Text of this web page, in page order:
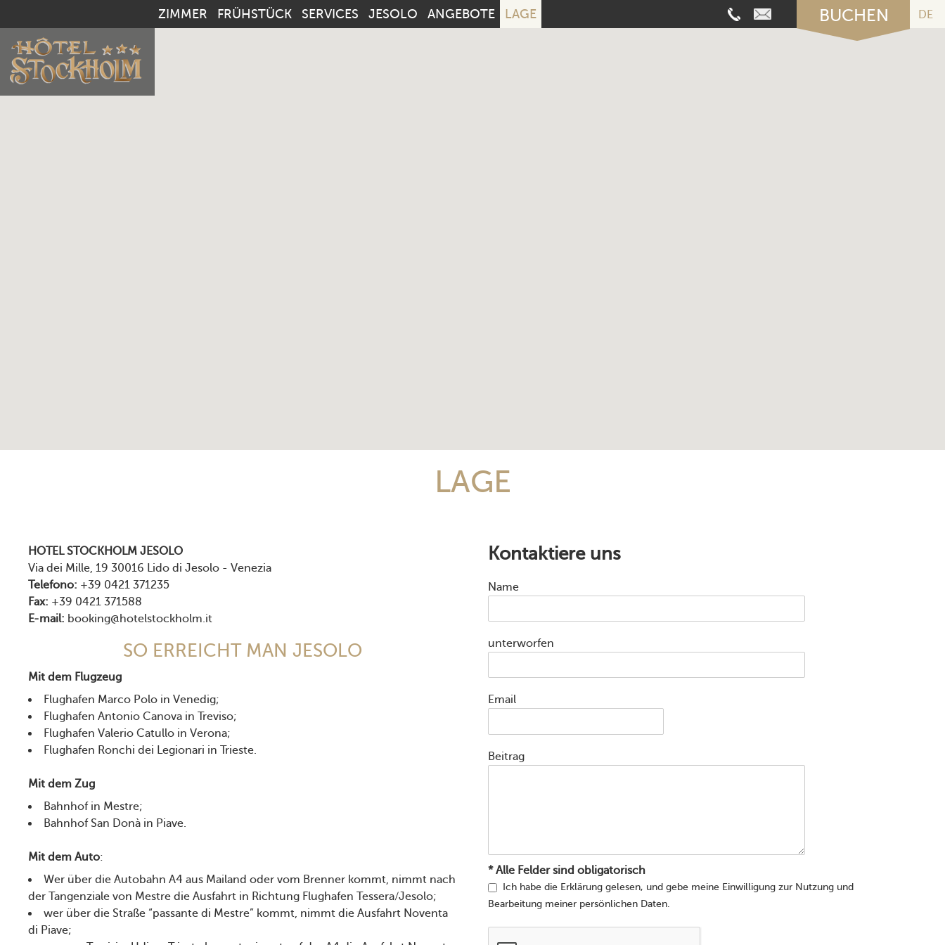
DE
ZIMMER FRÜHSTÜCK SERVICES JESOLO ANGEBOTE LAGE BUCHEN
LAGE
HOTEL STOCKHOLM JESOLO
Via dei Mille, 19 30016 Lido di Jesolo - Venezia
Telefono: +39 0421 371235
Fax: +39 0421 371588
E-mail: booking@hotelstockholm.it
SO ERREICHT MAN JESOLO
Mit dem Flugzeug
Flughafen Marco Polo in Venedig;
Flughafen Antonio Canova in Treviso;
Flughafen Valerio Catullo in Verona;
Flughafen Ronchi dei Legionari in Trieste.
Mit dem Zug
Bahnhof in Mestre;
Bahnhof San Donà in Piave.
Mit dem Auto:
Wer über die Autobahn A4 aus Mailand oder vom Brenner kommt, nimmt nach
der Tangenziale von Mestre die Ausfahrt in Richtung Flughafen Tessera/Jesolo;
wer über die Straße “passante di Mestre” kommt, nimmt die Ausfahrt Noventa
di Piave;
Kontaktiere uns
Name
unterworfen
Email
Beitrag
* Alle Felder sind obligatorisch
Ich habe die Erklärung gelesen, und gebe meine Einwilligungzur Nutzung und
Bearbeitung meiner persönlichen Daten.